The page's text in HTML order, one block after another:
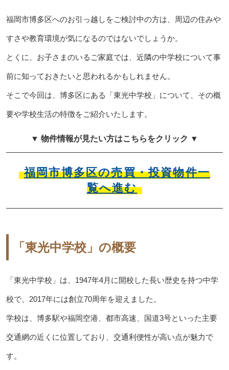
福岡市博多区へのお引っ越しをご検討中の方は、周辺の住みや
すさや教育環境が気になるのではないでしょうか。
とくに、お子さまのいるご家庭では、近隣の中学校について事
前に知っておきたいと思われるかもしれません。
そこで今回は、博多区にある「東光中学校」について、その概
要や学校生活の特徴をご紹介いたします。
▼ 物件情報が見たい方はこちらをクリック ▼
福岡市博多区の売買・投資物件一
覧へ進む
「東光中学校」の概要
「東光中学校」は、1947年4月に開校した長い歴史を持つ中学
校で、2017年には創立70周年を迎えました。
学校は、博多駅や福岡空港、都市高速、国道3号といった主要
交通網の近くに位置しており、交通利便性が高い点が魅力で
す。